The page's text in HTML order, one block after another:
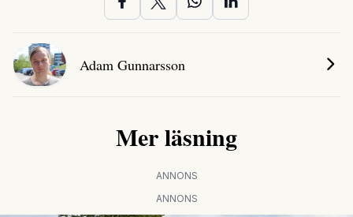
Adam Gunnarsson
Mer läsning
ANNONS
ANNONS